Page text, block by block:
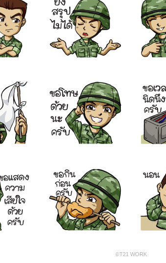
©T21 WORK